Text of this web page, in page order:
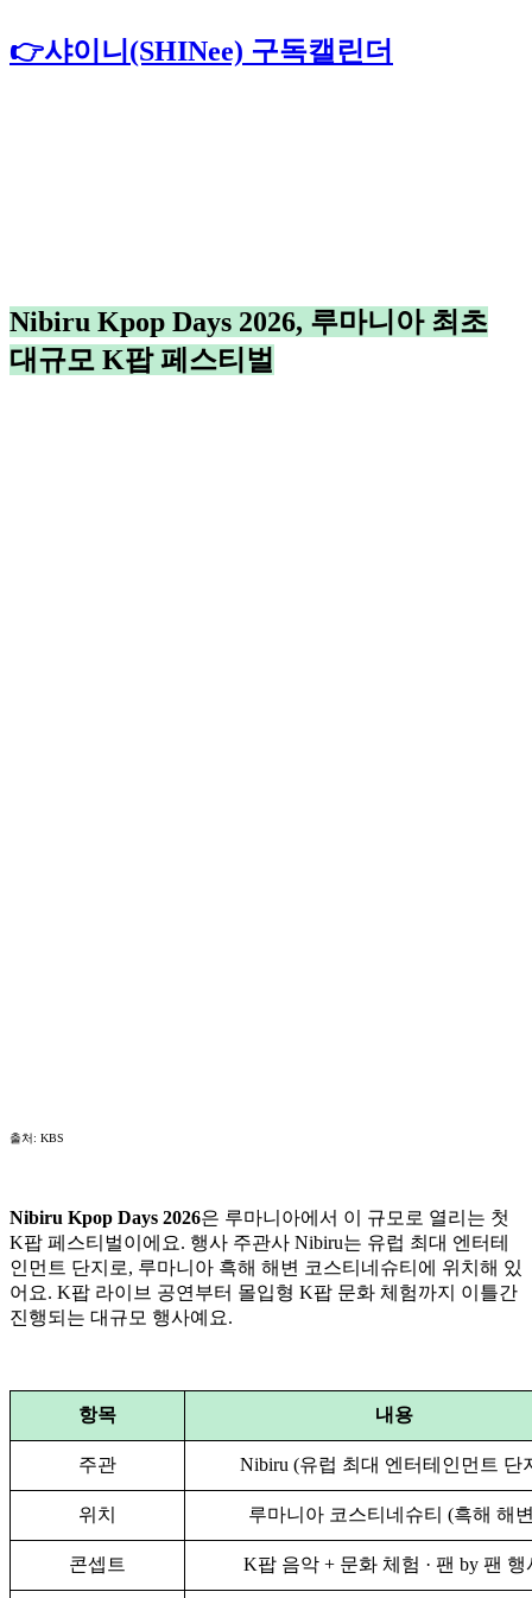
👉샤이니(SHINee) 구독캘린더
Nibiru Kpop Days 2026, 루마니아 최초
대규모 K팝 페스티벌
출처: KBS
Nibiru Kpop Days 2026은 루마니아에서 이 규모로 열리는 첫
K팝 페스티벌이에요. 행사 주관사 Nibiru는 유럽 최대 엔터테
인먼트 단지로, 루마니아 흑해 해변 코스티네슈티에 위치해 있
어요. K팝 라이브 공연부터 몰입형 K팝 문화 체험까지 이틀간
진행되는 대규모 행사예요.
항목 내용
주관 Nibiru (유럽 최대 엔터테인먼트 단
위치 루마니아 코스티네슈티 (흑해 해
콘셉트 K팝 음악 + 문화 체험 · 팬 by 팬 행